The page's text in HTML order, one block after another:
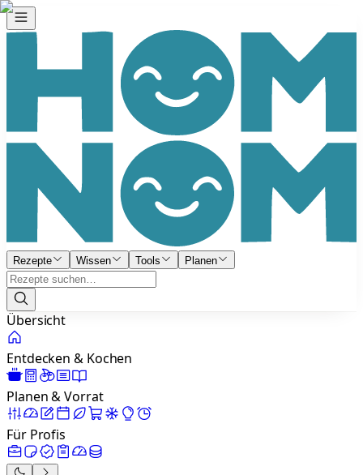
Rezepte Wissen Tools Planen
Übersicht
Entdecken & Kochen
Planen & Vorrat
Für Profis